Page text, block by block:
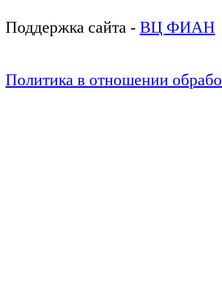
Поддержка сайта - ВЦ ФИАН
Политика в отношении